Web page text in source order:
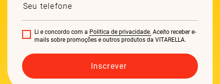
Li e concordo com a Politica de privacidade. Aceito receber e-
mails sobre promoções e outros produtos da VITARELLA.